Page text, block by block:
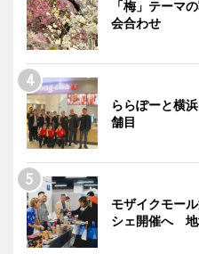
「梅」テーマ
会合わせ
ららぽーと横
舗目
モザイクモー
シェ開催へ 地